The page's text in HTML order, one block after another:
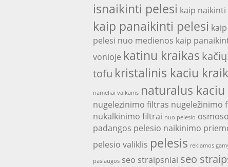
isnaikinti pelesi kaip naikinti
kaip panaikinti pelesi
pelesi nuo medienos kaip
vonioje katinu kraikas
tofu kristalinis kaciu
nameliai vaikams naturalus
nugelezinimo filtras nugeležinimo
nukalkinimo filtrai nuo pelesio
padangos pelesio naikinimo
pelesio valiklis pelesis reklamos
paslaugos seo straipsniai seo